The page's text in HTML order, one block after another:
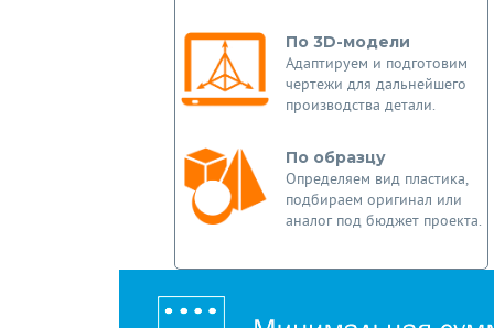
По 3D-модели
Адаптируем и подготовим
чертежи для дальнейшего
производства детали.
По образцу
Определяем вид пластика,
подбираем оригинал или
аналог под бюджет проекта.